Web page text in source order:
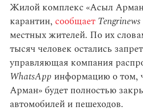
Жилой комплекс «Асыл
карантин, сообщает Tengrinews
местных жителей. По их
тысяч человек остались
управляющая компания
WhatsApp информацию о том,
Арман» будет полностью
автомобилей и пешеходов.